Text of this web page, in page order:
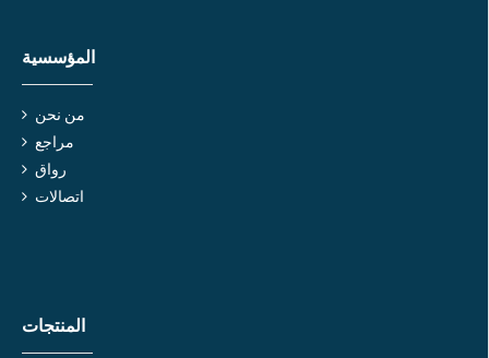
المؤسسية
من نحن
مراجع
رواق
اتصالات
المنتجات